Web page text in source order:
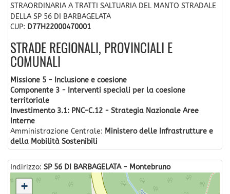
STRAORDINARIA A TRATTI SALTUARIA DEL MANTO STRADALE
DELLA SP 56 DI BARBAGELATA
CUP: D77H22000470001
STRADE REGIONALI, PROVINCIALI E
COMUNALI
Missione 5 - Inclusione e coesione
Componente 3 - Interventi speciali per la coesione
territoriale
Investimento 3.1: PNC-C.12 - Strategia Nazionale Aree
Interne
Amministrazione Centrale: Ministero delle Infrastrutture e
della Mobilità Sostenibili
Indirizzo: SP 56 DI BARBAGELATA - Montebruno
+